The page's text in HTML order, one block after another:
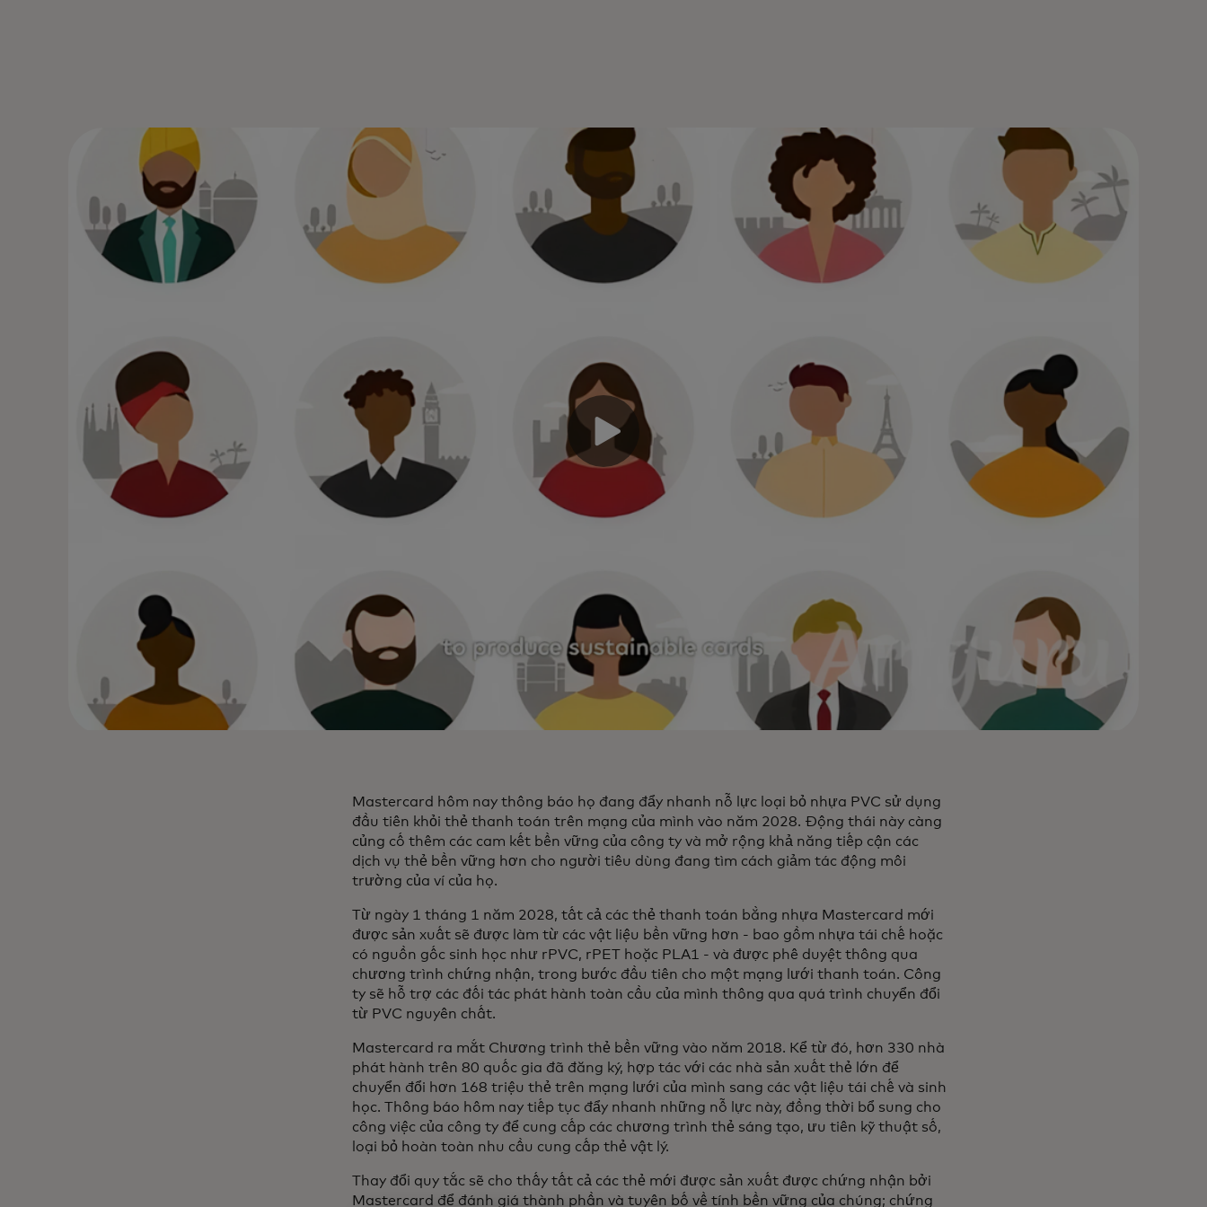
Mastercard hôm nay thông báo họ đang đẩy nhanh nỗ lực loại bỏ nhựa PVC sử dụng
đầu tiên khỏi thẻ thanh toán trên mạng của mình vào năm 2028. Động thái này càng
củng cố thêm các cam kết bền vững của công ty và mở rộng khả năng tiếp cận các
dịch vụ thẻ bền vững hơn cho người tiêu dùng đang tìm cách giảm tác động môi
trường của ví của họ.
Từ ngày 1 tháng 1 năm 2028, tất cả các thẻ thanh toán bằng nhựa Mastercard mới
được sản xuất sẽ được làm từ các vật liệu bền vững hơn - bao gồm nhựa tái chế hoặc
có nguồn gốc sinh học như rPVC, rPET hoặc PLA1 - và được phê duyệt thông qua
chương trình chứng nhận, trong bước đầu tiên cho một mạng lưới thanh toán. Công
ty sẽ hỗ trợ các đối tác phát hành toàn cầu của mình thông qua quá trình chuyển đổi
từ PVC nguyên chất.
Mastercard ra mắt Chương trình thẻ bền vững vào năm 2018. Kể từ đó, hơn 330 nhà
phát hành trên 80 quốc gia đã đăng ký, hợp tác với các nhà sản xuất thẻ lớn để
chuyển đổi hơn 168 triệu thẻ trên mạng lưới của mình sang các vật liệu tái chế và sinh
học. Thông báo hôm nay tiếp tục đẩy nhanh những nỗ lực này, đồng thời bổ sung cho
công việc của công ty để cung cấp các chương trình thẻ sáng tạo, ưu tiên kỹ thuật số,
loại bỏ hoàn toàn nhu cầu cung cấp thẻ vật lý.
Thay đổi quy tắc sẽ cho thấy tất cả các thẻ mới được sản xuất được chứng nhận bởi
Mastercard để đánh giá thành phần và tuyên bố về tính bền vững của chúng; chứng